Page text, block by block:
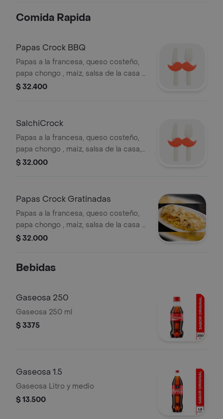
Comida Rapida
Papas Crock BBQ
Papas a la francesa, queso costeño,
papa chongo , maiz, salsa de la casa y
nuggets bañados en salsa BBQ
$ 32.400
SalchiCrock
Papas a la francesa, queso costeño,
papa chongo , maiz, salsa de la casa,
salchicha y trozos de pechuga a la
$ 32.000
Papas Crock Gratinadas
Papas a la francesa, queso costeño,
papa chongo , maiz, salsa de la casa y
nuggets gratinados
$ 32.000
Bebidas
Gaseosa 250
Gaseosa 250 ml
$ 3375
Gaseosa 1.5
Gaseosa Litro y medio
$ 13.500